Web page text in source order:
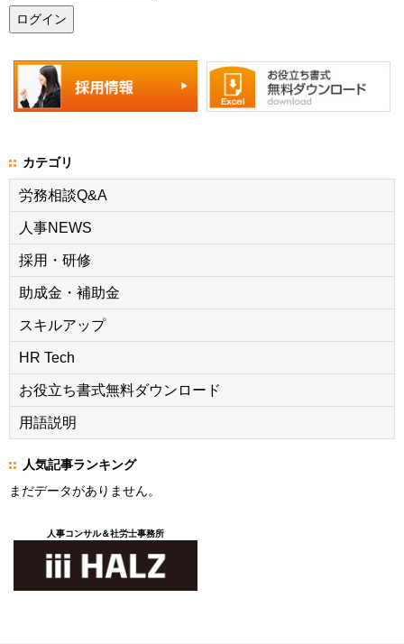
カテゴリ
労務相談Q&A
人事NEWS
採用・研修
助成金・補助金
スキルアップ
HR Tech
お役立ち書式無料ダウンロード
用語説明
人気記事ランキング
まだデータがありません。
人事コンサル＆社労士事務所